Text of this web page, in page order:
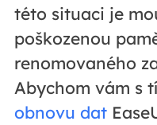
této situaci je
poškozenou
renomovaného
Abychom vám s
obnovu dat